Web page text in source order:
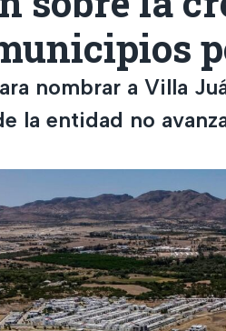
nombrar a Villa
la entidad no